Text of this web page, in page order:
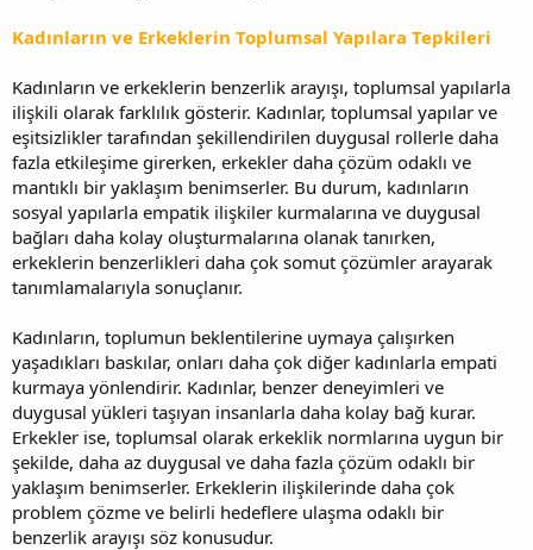
Kadınların ve Erkeklerin Toplumsal Yapılara Tepkileri
Kadınların ve erkeklerin benzerlik arayışı, toplumsal yapılarla
ilişkili olarak farklılık gösterir. Kadınlar, toplumsal yapılar ve
eşitsizlikler tarafından şekillendirilen duygusal rollerle daha
fazla etkileşime girerken, erkekler daha çözüm odaklı ve
mantıklı bir yaklaşım benimserler. Bu durum, kadınların
sosyal yapılarla empatik ilişkiler kurmalarına ve duygusal
bağları daha kolay oluşturmalarına olanak tanırken,
erkeklerin benzerlikleri daha çok somut çözümler arayarak
tanımlamalarıyla sonuçlanır.
Kadınların, toplumun beklentilerine uymaya çalışırken
yaşadıkları baskılar, onları daha çok diğer kadınlarla empati
kurmaya yönlendirir. Kadınlar, benzer deneyimleri ve
duygusal yükleri taşıyan insanlarla daha kolay bağ kurar.
Erkekler ise, toplumsal olarak erkeklik normlarına uygun bir
şekilde, daha az duygusal ve daha fazla çözüm odaklı bir
yaklaşım benimserler. Erkeklerin ilişkilerinde daha çok
problem çözme ve belirli hedeflere ulaşma odaklı bir
benzerlik arayışı söz konusudur.